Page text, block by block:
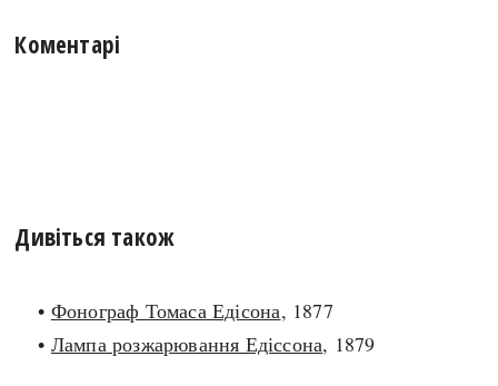
Коментарі
Дивіться також
• Фонограф Томаса Едісона, 1877
• Лампа розжарювання Едіссона, 1879